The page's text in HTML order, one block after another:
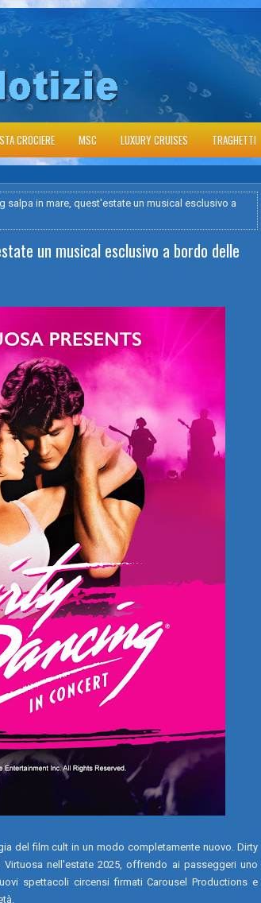
CROCIERE MSC LUXURY CRUISES TRAGHETTI
salpa in mare, quest'estate un musical esclusivo a
un musical esclusivo a bordo delle
del film cult in un modo completamente nuovo. Dirty
nell'estate 2025, offrendo ai passeggeri uno
spettacoli circensi firmati Carousel Productions e